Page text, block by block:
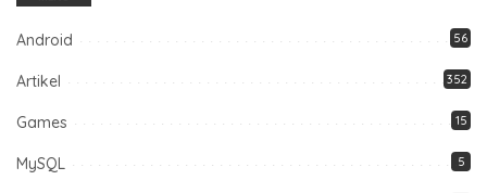
Android 56
Artikel 352
Games 15
MySQL 5